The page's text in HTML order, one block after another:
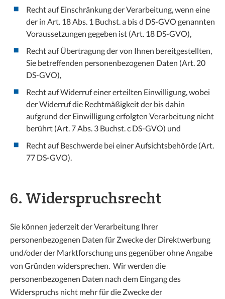
Recht auf Einschränkung der Verarbeitung, wenn eine
der in Art. 18 Abs. 1 Buchst. a bis d DS-GVO genannten
Voraussetzungen gegeben ist (Art. 18 DS-GVO),
Recht auf Übertragung der von Ihnen bereitgestellten,
Sie betreffenden personenbezogenen Daten (Art. 20
DS-GVO),
Recht auf Widerruf einer erteilten Einwilligung, wobei
der Widerruf die Rechtmäßigkeit der bis dahin
aufgrund der Einwilligung erfolgten Verarbeitung nicht
berührt (Art. 7 Abs. 3 Buchst. c DS-GVO) und
Recht auf Beschwerde bei einer Aufsichtsbehörde (Art.
77 DS-GVO).
6. Widerspruchsrecht
Sie können jederzeit der Verarbeitung Ihrer
personenbezogenen Daten für Zwecke der Direktwerbung
und/oder der Marktforschung uns gegenüber ohne Angabe
von Gründen widersprechen. Wir werden die
personenbezogenen Daten nach dem Eingang des
Widerspruchs nicht mehr für die Zwecke der